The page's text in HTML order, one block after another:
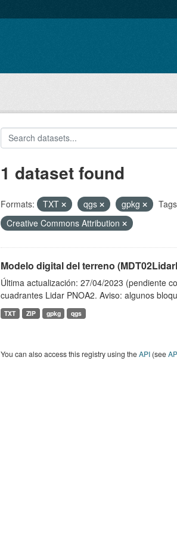
1 dataset found
Formats: TXT qgs gpkg
Creative Commons Attribution
Modelo digital del terreno
Última actualización: 27/04/2023 (pendiente
cuadrantes Lidar PNOA2. Aviso: algunos
TXT ZIP gpkg qgs
You can also access this registry using theAPI(see